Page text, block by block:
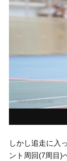
しかし追走に入
ント周回(7周目)